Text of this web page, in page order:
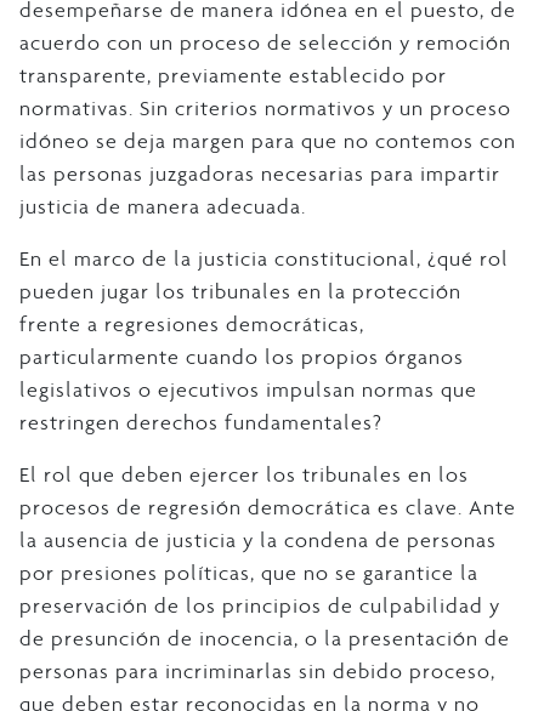
desempeñarse de manera idónea en el puesto, de
acuerdo con un proceso de selección y remoción
transparente, previamente establecido por
normativas. Sin criterios normativos y un proceso
idóneo se deja margen para que no contemos con
las personas juzgadoras necesarias para impartir
justicia de manera adecuada.
En el marco de la justicia constitucional, ¿qué rol
pueden jugar los tribunales en la protección
frente a regresiones democráticas,
particularmente cuando los propios órganos
legislativos o ejecutivos impulsan normas que
restringen derechos fundamentales?
El rol que deben ejercer los tribunales en los
procesos de regresión democrática es clave. Ante
la ausencia de justicia y la condena de personas
por presiones políticas, que no se garantice la
preservación de los principios de culpabilidad y
de presunción de inocencia, o la presentación de
personas para incriminarlas sin debido proceso,
que deben estar reconocidas en la norma y no